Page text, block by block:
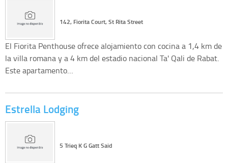
142, Fiorita Court, St Rita Street
El Fiorita Penthouse ofrece alojamiento con cocina a 1,4 km de
la villa romana y a 4 km del estadio nacional Ta' Qali de Rabat.
Este apartamento…
Estrella Lodging
5 Trieq K G Gatt Said